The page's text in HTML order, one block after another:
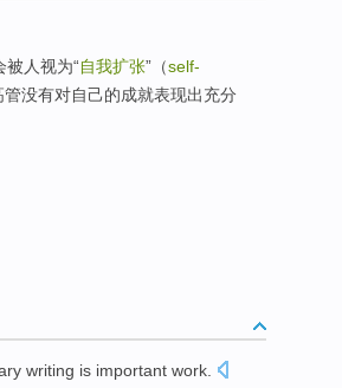
人视为“自我扩张”（self-
没有对自己的成就表现出充分
writing is important work